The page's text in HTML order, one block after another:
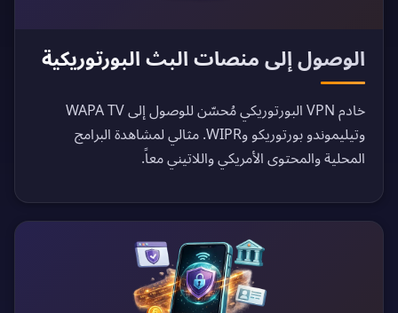
الوصول إلى منصات البث البورتوريكية
خادم VPN البورتوريكي مُحسّن للوصول إلى WAPA TV
وتيليموندو بورتوريكو وWIPR. مثالي لمشاهدة البرامج
المحلية والمحتوى الأمريكي واللاتيني معاً.